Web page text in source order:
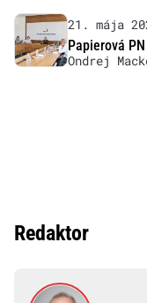
21. mája
Papierová
Ondrej
Redaktor